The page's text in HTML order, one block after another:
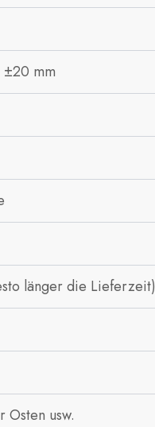
mm
länger die Lieferzeit)
Osten usw.